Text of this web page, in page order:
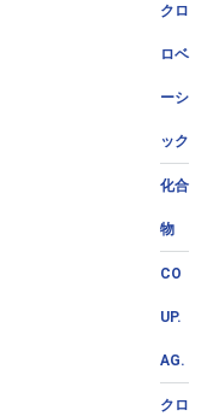
クロ
ロベ
ーシ
ック
化合
物
CO
UP.
AG.
クロ